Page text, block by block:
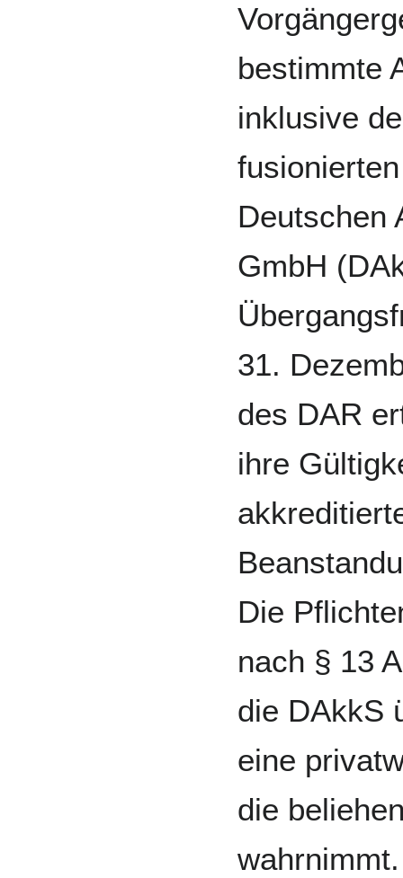
bestimmte
inklusive
Deutschen
GmbH
31.
des DAR
ihre
Die
nach § 13
die DAkkS
eine
die